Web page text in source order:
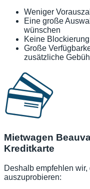
Weniger
Eine große
wünschen
Keine
Große
zusätzliche
Mietwagen
Kreditkarte
Deshalb empfehlen wir,
auszuprobieren: